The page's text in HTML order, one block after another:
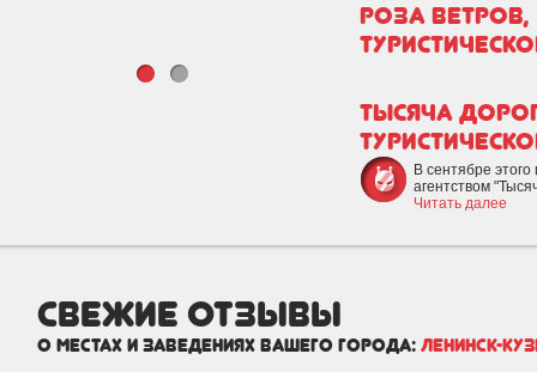
Роза ветров,
Тысяча
В сентябре этого
агентством
Читать далее
свежие отзывы
о местах и заведениях вашего города: Ленинск-